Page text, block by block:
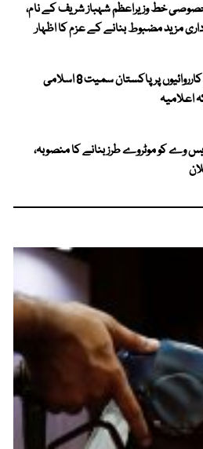
خط وزیراعظم شہباز شریف کے نام،
مزید مضبوط بنانے کے عزم کا اظہار
غزہ میں اسرائیلی کارروائیوں پر پاکستان سمیت 8 اسلامی
اعلامیہ
وے کو موٹروے طرز بنانے کا منصوبہ،